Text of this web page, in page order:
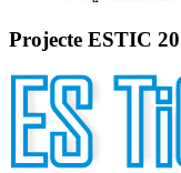
Projecte ESTIC